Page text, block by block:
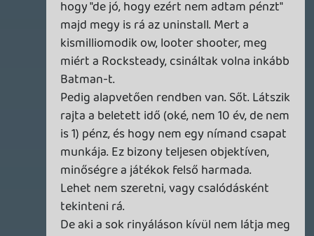
a közelharci támadásos bohóckodással
leverni azokat), azzal az egy fegyverrel
vittem végig a teljes sztorit. A shieldes
helikoptereket sniper távolságból
puttyogtattam vele. Sírni lett volna
kedvem, annyira nevetséges volt az egész,
de működött.
soliduss 2024.12.27 10:08:24
Ra1D3n 2024.12.27 21:33:22 #1zssf
Semmi gond, én még nem jutottam el
addig, hogy elkezdjem 🙂
soliduss 2024.12.27 10:08:24